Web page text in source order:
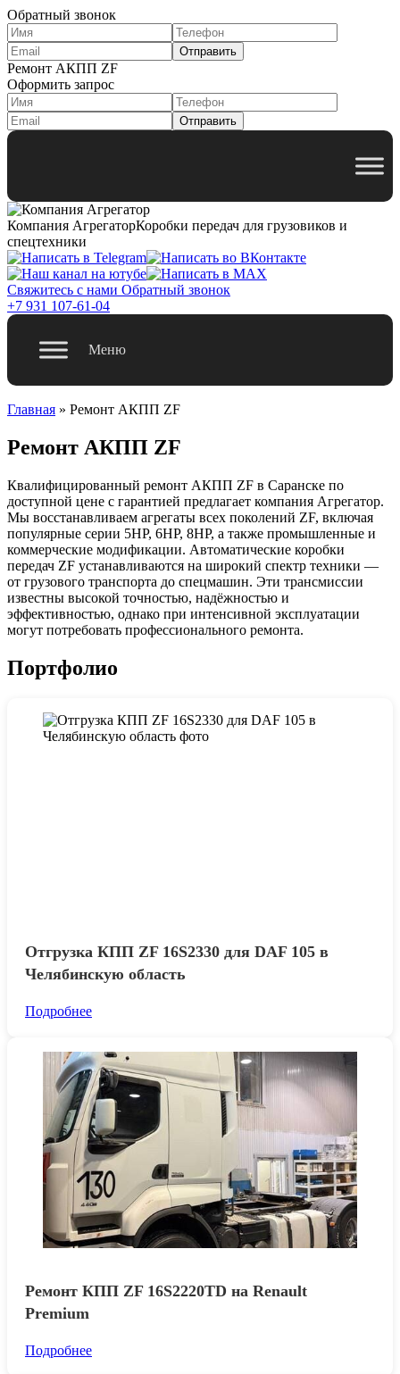
Обратный звонок
Ремонт АКПП ZF
Оформить запрос
Компания АгрегаторКоробки передач для грузовиков и
спецтехники
Свяжитесь с нами Обратный звонок
+7 931 107-61-04
Меню
Главная » Ремонт АКПП ZF
Ремонт АКПП ZF
Квалифицированный ремонт АКПП ZF в Саранске по
доступной цене с гарантией предлагает компания Агрегатор.
Мы восстанавливаем агрегаты всех поколений ZF, включая
популярные серии 5HP, 6HP, 8HP, а также промышленные и
коммерческие модификации. Автоматические коробки
передач ZF устанавливаются на широкий спектр техники —
от грузового транспорта до спецмашин. Эти трансмиссии
известны высокой точностью, надёжностью и
эффективностью, однако при интенсивной эксплуатации
могут потребовать профессионального ремонта.
Портфолио
Отгрузка КПП ZF 16S2330 для DAF 105 в
Челябинскую область
Подробнее
Ремонт КПП ZF 16S2220TD на Renault
Premium
Подробнее